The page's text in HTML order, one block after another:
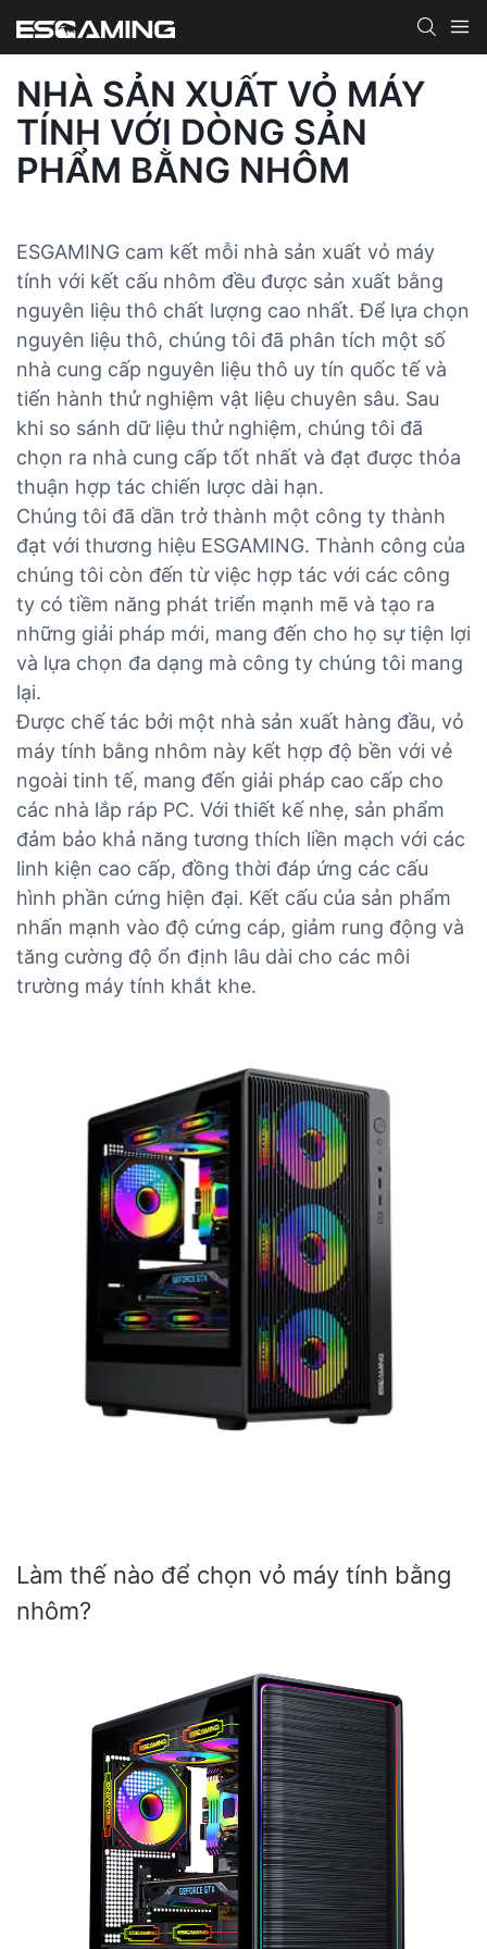
NHÀ SẢN XUẤT VỎ MÁY
TÍNH VỚI DÒNG SẢN
PHẨM BẰNG NHÔM
ESGAMING cam kết mỗi nhà sản xuất vỏ máy
tính với kết cấu nhôm đều được sản xuất bằng
nguyên liệu thô chất lượng cao nhất. Để lựa chọn
nguyên liệu thô, chúng tôi đã phân tích một số
nhà cung cấp nguyên liệu thô uy tín quốc tế và
tiến hành thử nghiệm vật liệu chuyên sâu. Sau
khi so sánh dữ liệu thử nghiệm, chúng tôi đã
chọn ra nhà cung cấp tốt nhất và đạt được thỏa
thuận hợp tác chiến lược dài hạn.
Chúng tôi đã dần trở thành một công ty thành
đạt với thương hiệu ESGAMING. Thành công của
chúng tôi còn đến từ việc hợp tác với các công
ty có tiềm năng phát triển mạnh mẽ và tạo ra
những giải pháp mới, mang đến cho họ sự tiện lợi
và lựa chọn đa dạng mà công ty chúng tôi mang
lại.
Được chế tác bởi một nhà sản xuất hàng đầu, vỏ
máy tính bằng nhôm này kết hợp độ bền với vẻ
ngoài tinh tế, mang đến giải pháp cao cấp cho
các nhà lắp ráp PC. Với thiết kế nhẹ, sản phẩm
đảm bảo khả năng tương thích liền mạch với các
linh kiện cao cấp, đồng thời đáp ứng các cấu
hình phần cứng hiện đại. Kết cấu của sản phẩm
nhấn mạnh vào độ cứng cáp, giảm rung động và
tăng cường độ ổn định lâu dài cho các môi
trường máy tính khắt khe.
Làm thế nào để chọn vỏ máy tính bằng
nhôm?